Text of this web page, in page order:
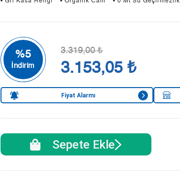
3.319,00 ₺
3.153,05 ₺
Fiyat Alarmı
Sepete Ekle